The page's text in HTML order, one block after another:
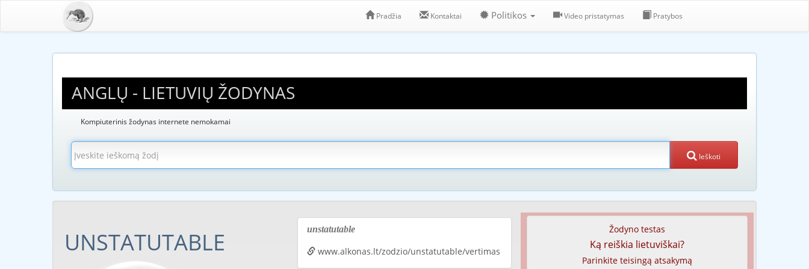
Pradžia Kontaktai Politikos Video pristatymas Pratybos
ANGLŲ - LIETUVIŲ ŽODYNAS
Kompiuterinis žodynas internete nemokamai
Ieškoti
UNSTATUTABLE unstatutable
www.alkonas.lt/zodzio/unstatutable/vertimas
Žodyno testas
Ką reiškia lietuviškai?
Parinkite teisingą atsakymą